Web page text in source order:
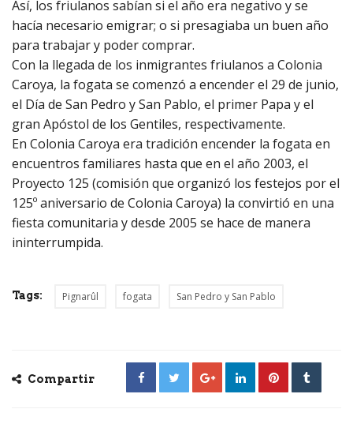
Así, los friulanos sabían si el año era negativo y se
hacía necesario emigrar; o si presagiaba un buen año
para trabajar y poder comprar.
Con la llegada de los inmigrantes friulanos a Colonia
Caroya, la fogata se comenzó a encender el 29 de junio,
el Día de San Pedro y San Pablo, el primer Papa y el
gran Apóstol de los Gentiles, respectivamente.
En Colonia Caroya era tradición encender la fogata en
encuentros familiares hasta que en el año 2003, el
Proyecto 125 (comisión que organizó los festejos por el
125º aniversario de Colonia Caroya) la convirtió en una
fiesta comunitaria y desde 2005 se hace de manera
ininterrumpida.
Tags: Pignarûl fogata San Pedro y San Pablo
Compartir